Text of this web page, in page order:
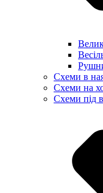
Схеми в
Схеми на
Схеми під